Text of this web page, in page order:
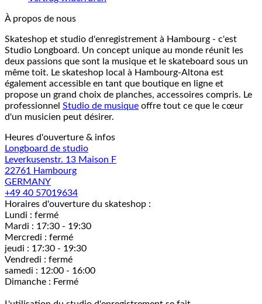
À propos de nous
Skateshop et studio d'enregistrement à Hambourg - c'est
Studio Longboard. Un concept unique au monde réunit les
deux passions que sont la musique et le skateboard sous un
même toit. Le skateshop local à Hambourg-Altona est
également accessible en tant que boutique en ligne et
propose un grand choix de planches, accessoires compris. Le
professionnel Studio de musique offre tout ce que le cœur
d'un musicien peut désirer.
Heures d'ouverture & infos
Longboard de studio
Leverkusenstr. 13 Maison F
22761 Hambourg
GERMANY
+49 40 57019634
Horaires d'ouverture du skateshop :
Lundi : fermé
Mardi : 17:30 - 19:30
Mercredi : fermé
jeudi : 17:30 - 19:30
Vendredi : fermé
samedi : 12:00 - 16:00
Dimanche : Fermé